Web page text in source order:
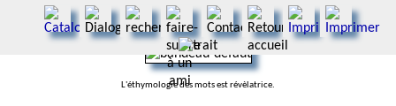
L'éthymologie des mots est révèlatrice.